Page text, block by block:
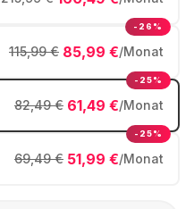
85,99 €/Monat
115,99 €
-26%
61,49 €/Monat
82,49 €
-25%
51,99 €/Monat
69,49 €
-25%